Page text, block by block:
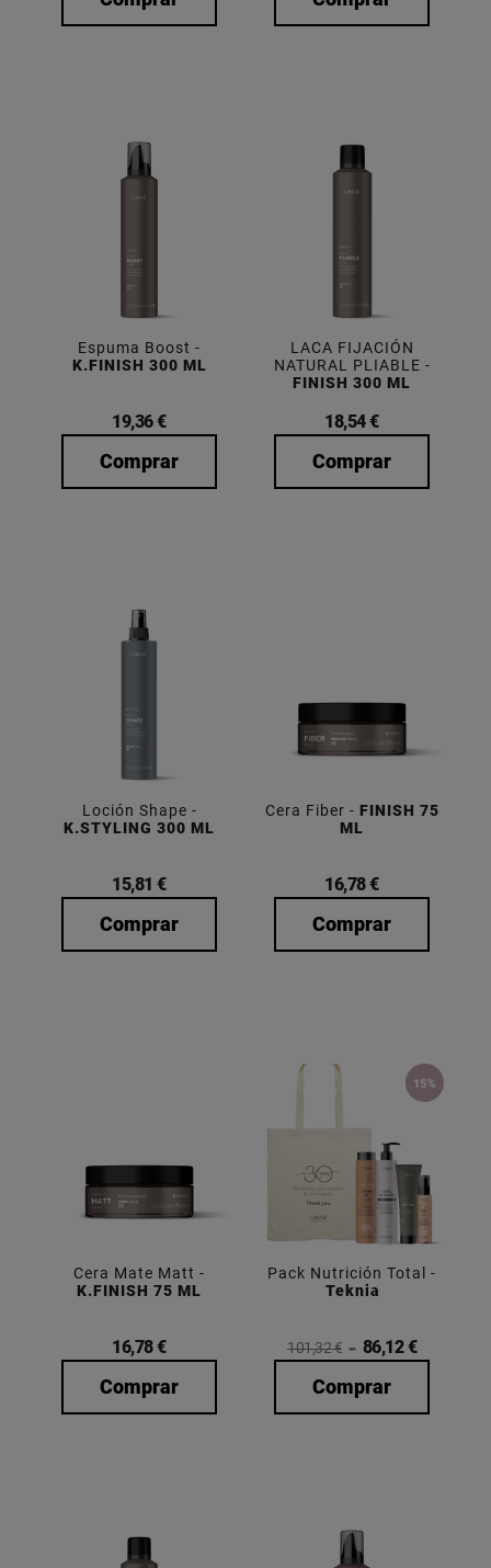
Espuma Boost -
K.FINISH 300 ML
19,36 €
Comprar
LACA FIJACIÓN
NATURAL PLIABLE -
FINISH 300 ML
18,54 €
Comprar
Loción Shape -
K.STYLING 300 ML
15,81 €
Comprar
Cera Fiber - FINISH 75
ML
16,78 €
Comprar
Cera Mate Matt -
K.FINISH 75 ML
16,78 €
Comprar
Pack Nutrición Total -
Teknia
101,32 € 86,12 €
Comprar